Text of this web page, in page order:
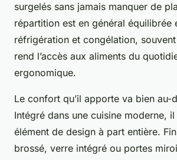
surgelés sans jamais manquer de
répartition est en général équilibrée
réfrigération et congélation,
rend l’accès aux aliments du
ergonomique.
Le confort qu’il apporte va bien au-
Intégré dans une cuisine moderne,
élément de design à part entière.
brossé, verre intégré ou portes